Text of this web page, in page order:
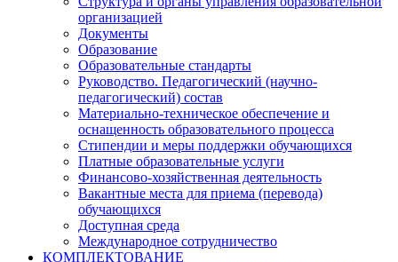
организацией
Документы
Образование
Образовательные стандарты
Руководство. Педагогический (научно-
педагогический) состав
Материально-техническое обеспечение и
оснащенность образовательного процесса
Стипендии и меры поддержки обучающихся
Платные образовательные услуги
Финансово-хозяйственная деятельность
Вакантные места для приема (перевода)
обучающихся
Доступная среда
Международное сотрудничество
КОМПЛЕКТОВАНИЕ